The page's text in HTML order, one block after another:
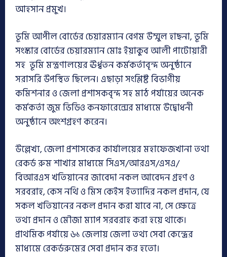
আহসান প্রমুখ।
ভূমি আপীল বোর্ডের চেয়ারম্যান বেগম উম্মুল হাছনা, ভূমি
সংস্কার বোর্ডের চেয়ারম্যান মোঃ ইয়াকুব আলী পাটোয়ারী
সহ ভূমি মন্ত্রণালয়ের ঊর্ধ্বতন কর্মকর্তাবৃন্দ অনুষ্ঠানে
সরাসরি উপস্থিত ছিলেন। এছাড়া সংশ্লিষ্ট বিভাগীয়
কমিশনার ও জেলা প্রশাসকবৃন্দ সহ মাঠ পর্যায়ের অনেক
কর্মকর্তা জুম ভিডিও কনফারেন্সের মাধ্যমে উদ্বোধনী
অনুষ্ঠানে অংশগ্রহণ করেন।
উল্লেখ্য, জেলা প্রশাসকের কার্যালয়ের মহাফেজখানা তথা
রেকর্ড রুম শাখার মাধ্যমে সিএস/আরএস/এসএ/
বিআরএস খতিয়ানের জাবেদা নকল আবেদন গ্রহণ ও
সরবরাহ, কেস নথি ও মিস কেইস ইত্যাদির নকল প্রদান, যে
সকল খতিয়ানের নকল প্রদান করা যাবে না, সে ক্ষেত্রে
তথ্য প্রদান ও মৌজা ম্যাপ সরবরাহ করা হয়ে থাকে।
প্রাথমিক পর্যায়ে ৬১ জেলায় জেলা তথ্য সেবা কেন্দ্রের
মাধ্যমে রেকর্ডরুমের সেবা প্রদান কর হতো।